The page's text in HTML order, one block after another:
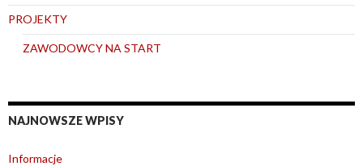
PROJEKTY
ZAWODOWCY NA START
NAJNOWSZE WPISY
Informacje